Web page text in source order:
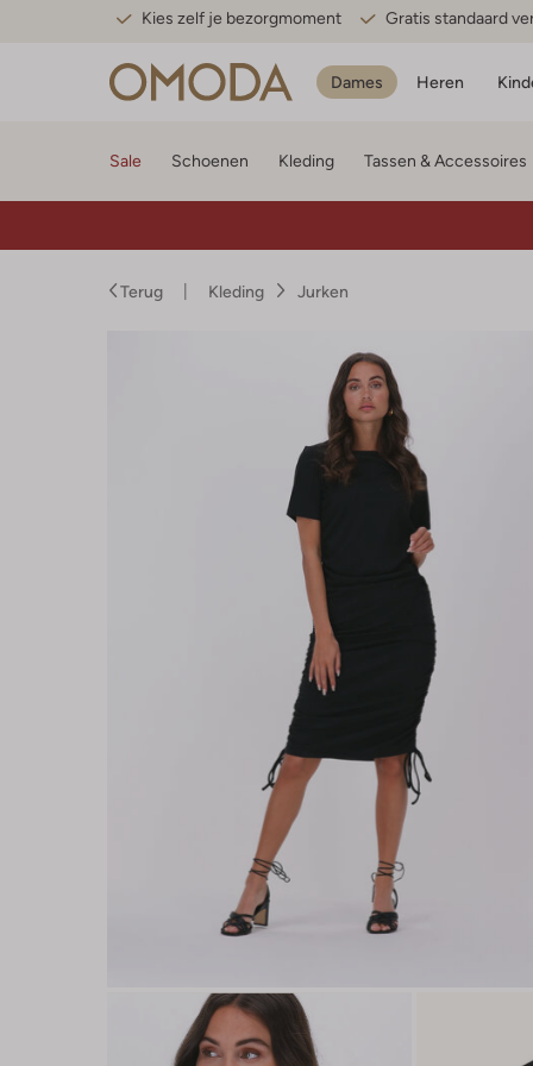
Kies zelf je bezorgmoment Gratis standaard
Dames Heren
Sale Schoenen Kleding Tassen & Accessoires
Terug Kleding Jurken